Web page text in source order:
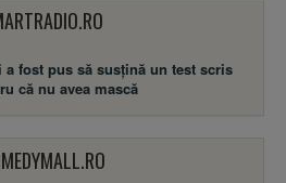
a fost pus să susţină un test scris
că nu avea mască